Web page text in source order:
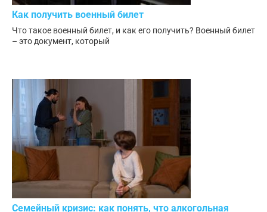
Как получить военный билет
Что такое военный билет, и как его получить? Военный билет
– это документ, который
Семейный кризис: как понять, что алкогольная